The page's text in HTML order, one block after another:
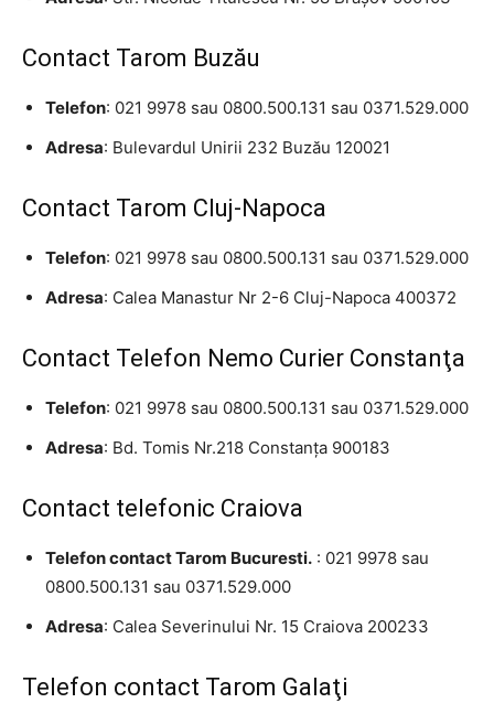
Contact Tarom Buzău
Telefon: 021 9978 sau 0800.500.131 sau 0371.529.000
Adresa: Bulevardul Unirii 232 Buzău 120021
Contact Tarom Cluj-Napoca
Telefon: 021 9978 sau 0800.500.131 sau 0371.529.000
Adresa: Calea Manastur Nr 2-6 Cluj-Napoca 400372
Contact Telefon Nemo Curier Constanţa
Telefon: 021 9978 sau 0800.500.131 sau 0371.529.000
Adresa: Bd. Tomis Nr.218 Constanţa 900183
Contact telefonic Craiova
Telefon contact Tarom Bucuresti. : 021 9978 sau
0800.500.131 sau 0371.529.000
Adresa: Calea Severinului Nr. 15 Craiova 200233
Telefon contact Tarom Galaţi